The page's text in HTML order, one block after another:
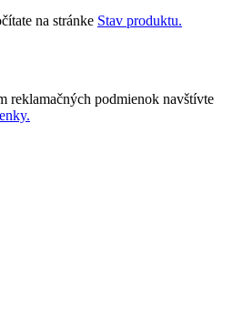
na stránke Stav produktu.
reklamačných podmienok navštívte